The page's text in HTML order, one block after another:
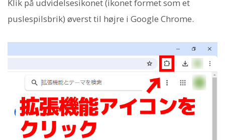
Klik på udvidelsesikonet (ikonet formet som et
puslespilsbrik) øverst til højre i Google Chrome.